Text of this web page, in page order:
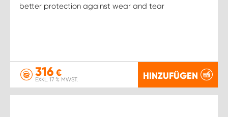
better protection against wear and tear
316 €
EXKL. 17 % MWST. HINZUFÜGEN